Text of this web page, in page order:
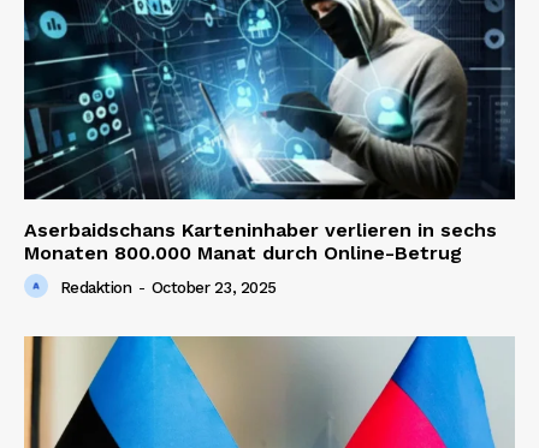
Aserbaidschans Karteninhaber verlieren in sechs
Monaten 800.000 Manat durch Online-Betrug
Redaktion - October 23, 2025